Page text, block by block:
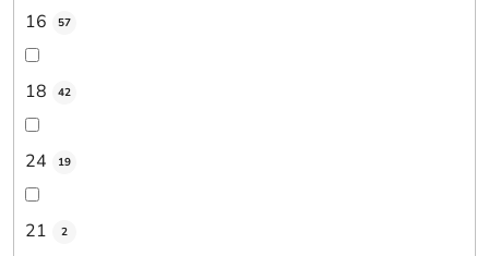
16 57
18 42
24 19
21 2